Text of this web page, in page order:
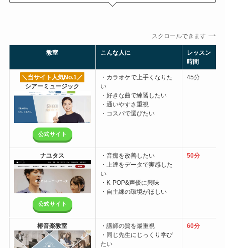
スクロールできます
教室 こんな人に
レッスン
時間
＼当サイト人気No.1 ／
シアーミュージック
公式サイト
・カラオケで上手くなりた
い
・好きな曲で練習したい
・通いやすさ重視
・コスパで選びたい
45分
ナユタス
公式サイト
・音痴を改善したい
・上達をデータで実感した
い
・K-POP&声優に興味
・自主練の環境がほしい
50分
椿音楽教室
・講師の質を最重視
・同じ先生にじっくり学び
たい
60分